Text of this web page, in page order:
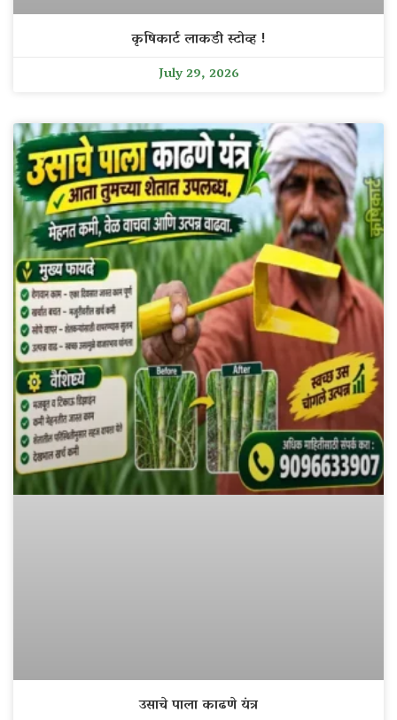
कृषिकार्ट लाकडी स्टोव्ह !
July 29, 2026
उसाचे पाला काढणे यंत्र